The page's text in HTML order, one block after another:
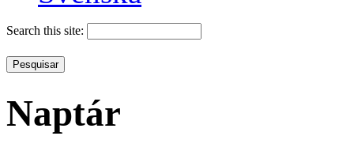
Search this site:
Naptár